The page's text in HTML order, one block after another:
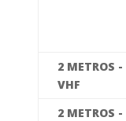
2 METROS -
VHF
2 METROS -